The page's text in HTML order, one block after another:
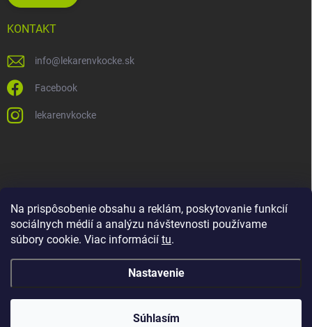
Na prispôsobenie obsahu a reklám, poskytovanie funkcií
sociálnych médií a analýzu návštevnosti používame
súbory cookie. Viac informácií tu.
Nastavenie
Súhlasím
KONTAKT
info@ lekarenvkocke.sk
Facebook
lekarenvkocke